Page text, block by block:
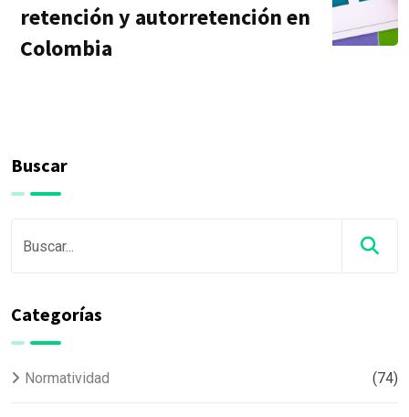
retención y autorretención en
Colombia
Buscar
Categorías
Normatividad (74)